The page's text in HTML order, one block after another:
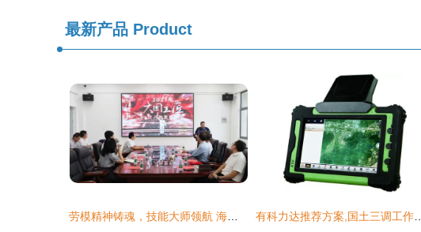
最新产品 Product